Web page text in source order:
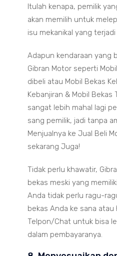
Itulah kenapa, pemilik
akan memilih untuk
isu mekanikal yang
Adapun kendaraan yang
Gibran Motor seperti
dibeli atau Mobil Bekas
Kebanjiran & Mobil Bekas
sangat lebih mahal lagi
sang pemilik, jadi tanpa
Menjualnya ke Jual Beli
sekarang Juga!
Tidak perlu khawatir,
bekas meski yang
Anda tidak perlu ragu-
bekas Anda ke sana
Telpon/Chat untuk bisa
dalam pembayaranya.